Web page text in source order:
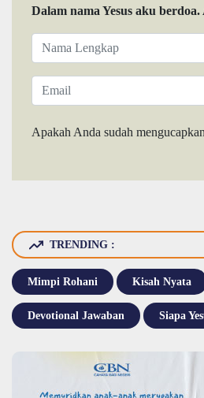
Dalam nama Yesus aku
Apakah Anda sudah
TRENDING :
Mimpi Rohani Kisah Nyata
Devotional Jawaban Siapa